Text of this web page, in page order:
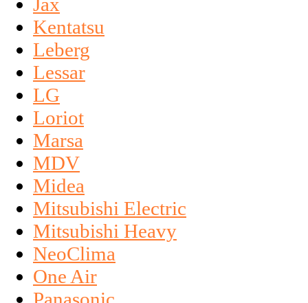
Kentatsu
Leberg
Lessar
LG
Loriot
Marsa
MDV
Midea
Mitsubishi Electric
Mitsubishi Heavy
NeoClima
One Air